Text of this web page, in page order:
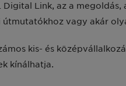
Link, az a
vagy akár
kis- és
kínálhatja.